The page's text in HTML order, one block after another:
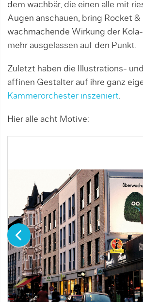
dem wachbär, die einen alle mit
Augen anschauen, bring Rocket &
wachmachende Wirkung der
mehr ausgelassen auf den Punkt.
Zuletzt haben die Illustrations-
affinen Gestalter auf ihre ganz
Kammerorchester inszeniert.
Hier alle acht Motive: